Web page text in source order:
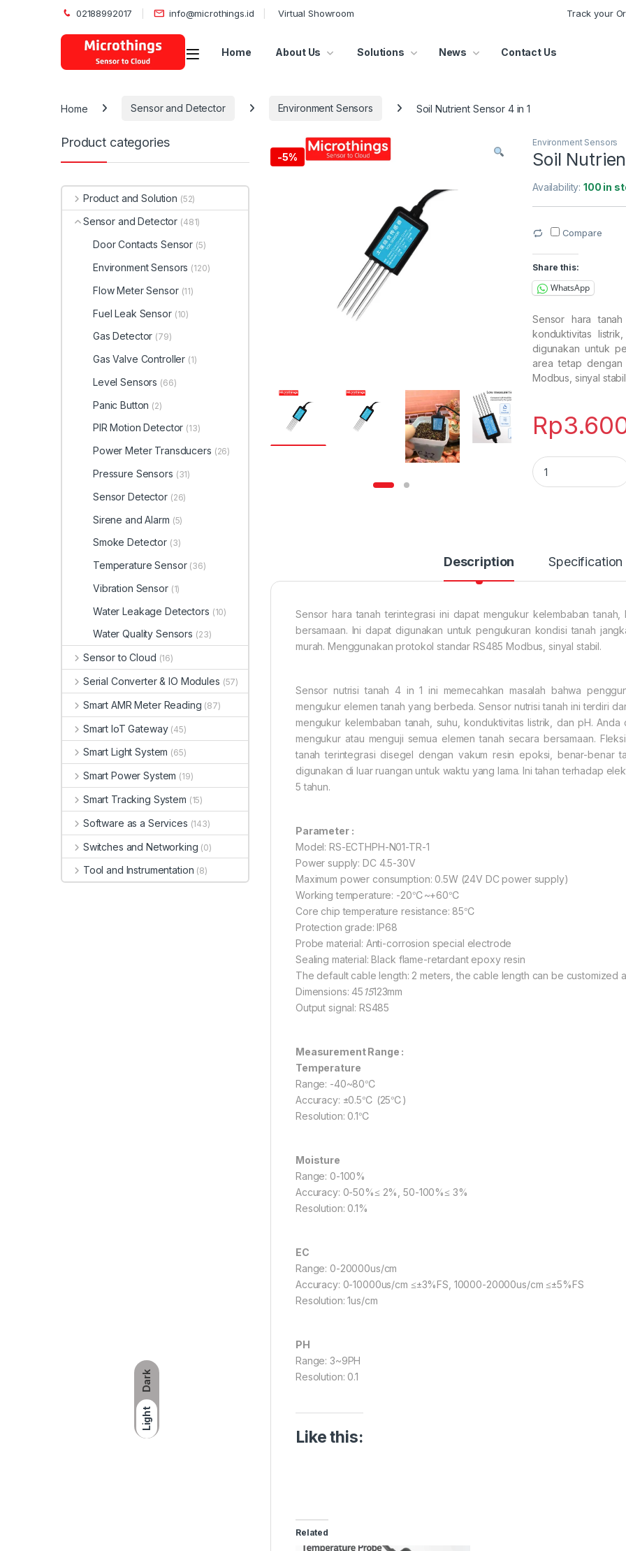
Dark
Light
02188992017 info@microthings.id Virtual Showroom Track your
Open Home About Us Solutions News Contact Us
Home Sensor and Detector Environment Sensors Soil Nutrient Sensor 4 in 1
-5%
Environment Sensors
Soil
Availability:100 in
Compare
Share this:
WhatsApp
Sensor hara
konduktivitas
digunakan untuk
area tetap dengan
Modbus, sinyal
Rp
Soil Nutrient
Description Specification
Sensor hara tanah terintegrasi ini dapat mengukur kelembaban
bersamaan. Ini dapat digunakan untuk pengukuran kondisi tanah
murah. Menggunakan protokol standar RS485 Modbus, sinyal stabil.
Sensor nutrisi tanah 4 in 1 ini memecahkan masalah bahwa
mengukur elemen tanah yang berbeda. Sensor nutrisi tanah ini terdiri
mengukur kelembaban tanah, suhu, konduktivitas listrik, dan pH.
mengukur atau menguji semua elemen tanah secara bersamaan.
tanah terintegrasi disegel dengan vakum resin epoksi, benar-benar
digunakan di luar ruangan untuk waktu yang lama. Ini tahan terhadap
5 tahun.
Parameter :
Model: RS-ECTHPH-N01-TR-1
Power supply: DC 4.5-30V
Maximum power consumption: 0.5W (24V DC power supply)
Working temperature: -20℃~+60℃
Core chip temperature resistance: 85℃
Protection grade: IP68
Probe material: Anti-corrosion special electrode
Sealing material: Black flame-retardant epoxy resin
The default cable length: 2 meters, the cable length can be customized
Dimensions: 4515123mm
Output signal: RS485
Measurement Range :
Temperature
Range: -40~80℃
Accuracy: ±0.5℃ (25℃)
Resolution: 0.1℃
Moisture
Range: 0-100%
Accuracy: 0-50%≤ 2%, 50-100%≤ 3%
Resolution: 0.1%
EC
Range: 0-20000us/cm
Accuracy: 0-10000us/cm ≤±3%FS, 10000-20000us/cm ≤±5%FS
Resolution: 1us/cm
PH
Range: 3~9PH
Resolution: 0.1
Like this:
Related
Product categories
Product and Solution (52)
Sensor and Detector (481)
Door Contacts Sensor (5)
Environment Sensors (120)
Flow Meter Sensor (11)
Fuel Leak Sensor (10)
Gas Detector (79)
Gas Valve Controller (1)
Level Sensors (66)
Panic Button (2)
PIR Motion Detector (13)
Power Meter Transducers (26)
Pressure Sensors (31)
Sensor Detector (26)
Sirene and Alarm (5)
Smoke Detector (3)
Temperature Sensor (36)
Vibration Sensor (1)
Water Leakage Detectors (10)
Water Quality Sensors (23)
Sensor to Cloud (16)
Serial Converter & IO Modules (57)
Smart AMR Meter Reading (87)
Smart IoT Gateway (45)
Smart Light System (65)
Smart Power System (19)
Smart Tracking System (15)
Software as a Services (143)
Switches and Networking (0)
Tool and Instrumentation (8)